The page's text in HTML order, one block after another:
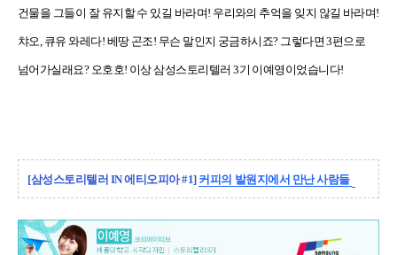
건물을 그들이 잘 유지할 수 있길 바라며! 우리와의 추억을 잊지 않길 바라며!
챠오, 큐유 와레다! 베땅 곤조! 무슨 말인지 궁금하시죠? 그렇다면 3편으로
넘어가실래요? 오호호! 이상 삼성스토리텔러 3기 이예영이었습니다!
[삼성스토리텔러 IN 에티오피아 #1] 커피의 발원지에서 만난 사람들